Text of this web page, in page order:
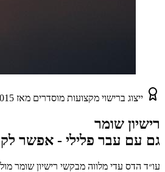
ייצוג ברישוי מקצועות מוסדרים מאז 2015
רישיון שומר
גם עם עבר פלילי - אפשר
עו״ד הדס עדי מלווה מבקשי רישיון שומר